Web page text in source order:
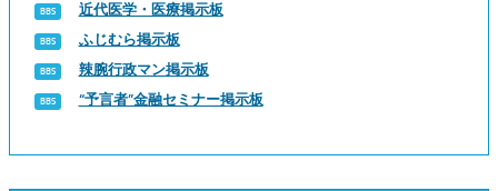
近代医学・医療掲示板
ふじむら掲示板
辣腕行政マン掲示板
“予言者”金融セミナー掲示板